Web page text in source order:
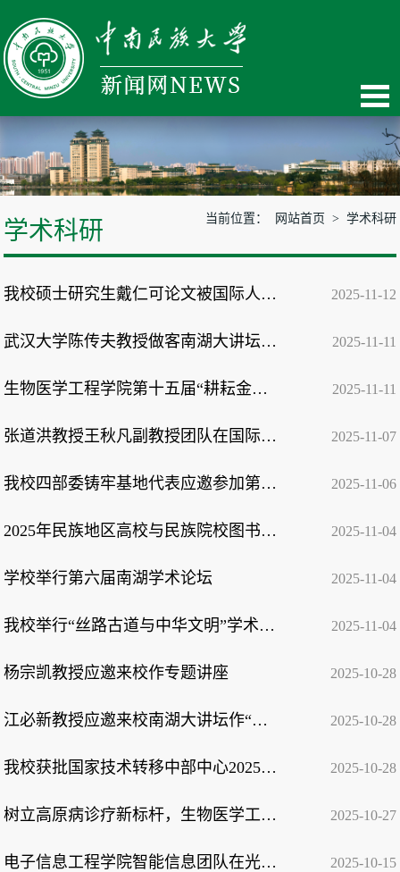
学术科研 当前位置： 网站首页 > 学术科研
我校硕士研究生戴仁可论文被国际人工智能顶级会议AAAI 2026录用 2025-11-12
武汉大学陈传夫教授做客南湖大讲坛 讲解“新型学术生态与图书馆发展” 2025-11-11
生物医学工程学院第十五届“耕耘金秋”学术报告月开幕 2025-11-11
张道洪教授王秋凡副教授团队在国际权威期刊《先进功能材料》发表研究成果 2025-11-07
我校四部委铸牢基地代表应邀参加第四届铸牢中华民族共同体意识研究论坛 2025-11-06
2025年民族地区高校与民族院校图书馆高质量发展研讨会在我校召开 2025-11-04
学校举行第六届南湖学术论坛 2025-11-04
我校举行“丝路古道与中华文明”学术研讨会 2025-11-04
杨宗凯教授应邀来校作专题讲座 2025-10-28
江必新教授应邀来校南湖大讲坛作“全面依法治国若干前沿问题”的学术讲座 2025-10-28
我校获批国家技术转移中部中心2025年度标准化基层资源站点 2025-10-28
树立高原病诊疗新标杆，生物医学工程学院牵头制定团体标准获高度评价 2025-10-27
电子信息工程学院智能信息团队在光声传感领域发表系列研究论文 2025-10-15